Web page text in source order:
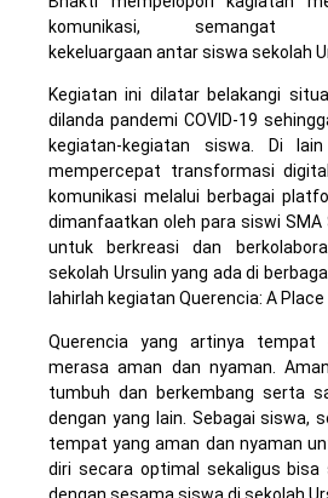
komunikasi, semangat
kekeluargaan antar siswa sekolah
Kegiatan ini dilatar belakangi
dilanda pandemi COVID-19
kegiatan-kegiatan siswa. Di
mempercepat transformasi
komunikasi melalui berbagai
dimanfaatkan oleh para siswi
untuk berkreasi dan
sekolah Ursulin yang ada di
lahirlah kegiatan Querencia: A
Querencia yang artinya tempat
merasa aman dan nyaman.
tumbuh dan berkembang serta
dengan yang lain. Sebagai siswa,
tempat yang aman dan nyaman
diri secara optimal sekaligus bisa
dengan sesama siswa di sekolah